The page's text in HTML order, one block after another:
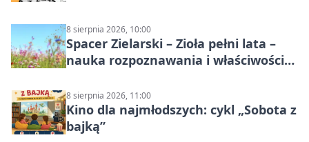
8 sierpnia 2026, 10:00
Spacer Zielarski – Zioła pełni lata –
nauka rozpoznawania i właściwości
8 sierpnia 2026, 11:00
Kino dla najmłodszych: cykl „Sobota z
bajką”